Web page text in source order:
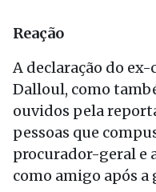
Reação
A declaração do
Dalloul, como
ouvidos pela
pessoas que
procurador-geral e
como amigo após a